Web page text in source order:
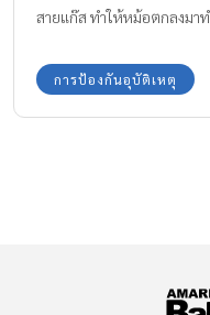
สายแก๊ส ทำให้หม้อตกลงม
การป้องกันอุบัติเหตุ